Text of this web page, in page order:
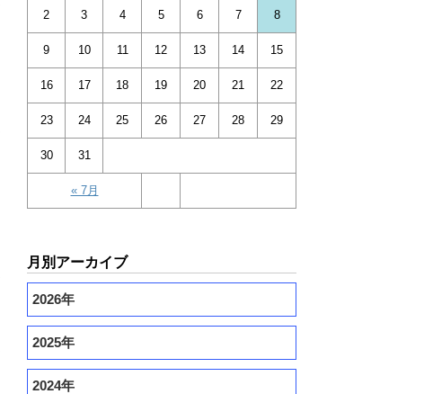
« 7月
2 3 4 5 6 7 8
9 10 11 12 13 14 15
16 17 18 19 20 21 22
23 24 25 26 27 28 29
30 31
月別アーカイブ
2026年
2025年
2024年